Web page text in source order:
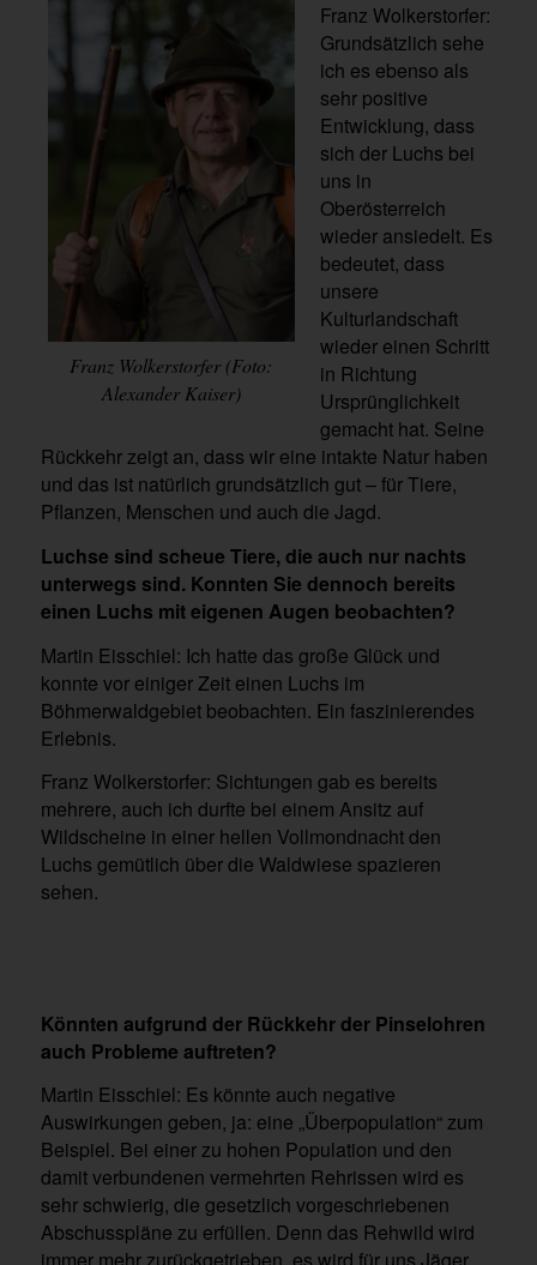
Franz Wolkerstorfer (Foto:
Alexander Kaiser)
Franz Wolkerstorfer:
Grundsätzlich sehe
ich es ebenso als
sehr positive
Entwicklung, dass
sich der Luchs bei
uns in
Oberösterreich
wieder ansiedelt. Es
bedeutet, dass
unsere
Kulturlandschaft
wieder einen Schritt
in Richtung
Ursprünglichkeit
gemacht hat. Seine
Rückkehr zeigt an, dass wir eine intakte Natur haben
und das ist natürlich grundsätzlich gut – für Tiere,
Pflanzen, Menschen und auch die Jagd.
Luchse sind scheue Tiere, die auch nur nachts
unterwegs sind. Konnten Sie dennoch bereits
einen Luchs mit eigenen Augen beobachten?
Martin Eisschiel: Ich hatte das große Glück und
konnte vor einiger Zeit einen Luchs im
Böhmerwaldgebiet beobachten. Ein faszinierendes
Erlebnis.
Franz Wolkerstorfer: Sichtungen gab es bereits
mehrere, auch ich durfte bei einem Ansitz auf
Wildscheine in einer hellen Vollmondnacht den
Luchs gemütlich über die Waldwiese spazieren
sehen.
Könnten aufgrund der Rückkehr der Pinselohren
auch Probleme auftreten?
Martin Eisschiel: Es könnte auch negative
Auswirkungen geben, ja: eine „Überpopulation“ zum
Beispiel. Bei einer zu hohen Population und den
damit verbundenen vermehrten Rehrissen wird es
sehr schwierig, die gesetzlich vorgeschriebenen
Abschusspläne zu erfüllen. Denn das Rehwild wird